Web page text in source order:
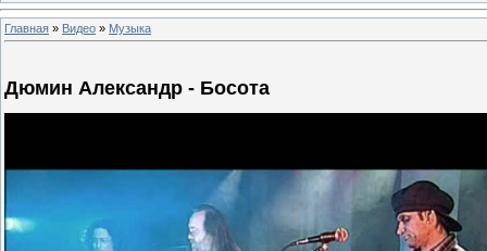
Главная » Видео » Музыка
Дюмин Александр - Босота